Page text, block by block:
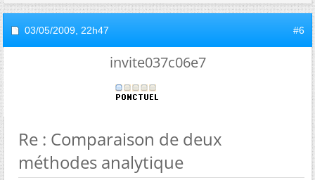
03/05/2009, 22h47 #6
invite037c06e7
Re : Comparaison de deux
méthodes analytique